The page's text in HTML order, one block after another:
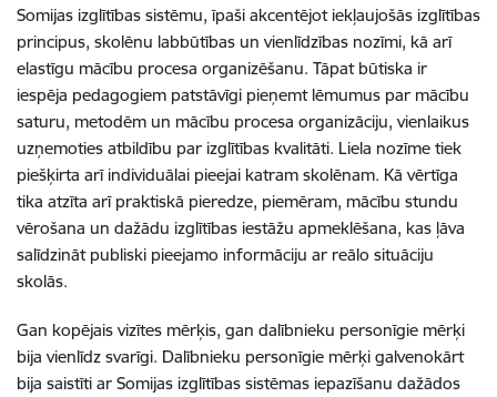
Somijas izglītības sistēmu, īpaši akcentējot iekļaujošās izglītības
principus, skolēnu labbūtības un vienlīdzības nozīmi, kā arī
elastīgu mācību procesa organizēšanu. Tāpat būtiska ir
iespēja pedagogiem patstāvīgi pieņemt lēmumus par mācību
saturu, metodēm un mācību procesa organizāciju, vienlaikus
uzņemoties atbildību par izglītības kvalitāti. Liela nozīme tiek
piešķirta arī individuālai pieejai katram skolēnam. Kā vērtīga
tika atzīta arī praktiskā pieredze, piemēram, mācību stundu
vērošana un dažādu izglītības iestāžu apmeklēšana, kas ļāva
salīdzināt publiski pieejamo informāciju ar reālo situāciju
skolās.
Gan kopējais vizītes mērķis, gan dalībnieku personīgie mērķi
bija vienlīdz svarīgi. Dalībnieku personīgie mērķi galvenokārt
bija saistīti ar Somijas izglītības sistēmas iepazīšanu dažādos